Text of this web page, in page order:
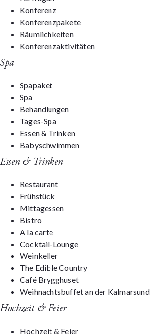
Konferenz
Konferenzpakete
Räumlichkeiten
Konferenzaktivitäten
Spa
Spapaket
Spa
Behandlungen
Tages-Spa
Essen & Trinken
Babyschwimmen
Essen & Trinken
Restaurant
Frühstück
Mittagessen
Bistro
A la carte
Cocktail-Lounge
Weinkeller
The Edible Country
Café Brygghuset
Weihnachtsbuffet an der Kalmarsund
Hochzeit & Feier
Hochzeit & Feier